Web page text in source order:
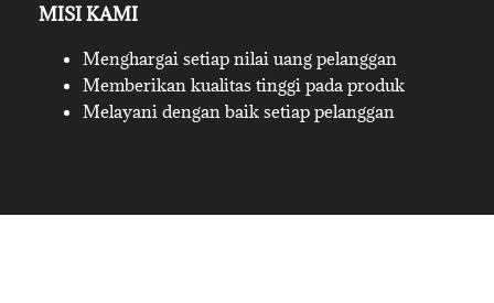
MISI KAMI
Menghargai setiap nilai uang pelanggan
Memberikan kualitas tinggi pada produk
Melayani dengan baik setiap pelanggan